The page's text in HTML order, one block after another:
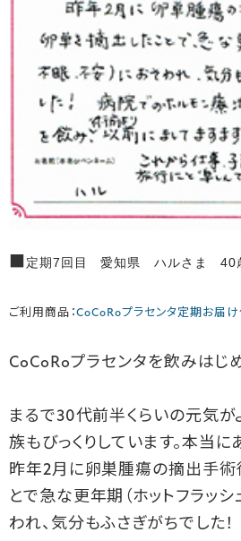
■定期7回目 愛知県 ハルさま 40
ご利用商品：CoCoRoプラセンタ定期お届け
CoCoRoプラセンタを飲みはじ
まるで30代前半くらいの元気が
族もびっくりしています。本当に
昨年2月に卵巣腫瘍の摘出手術
とで急な更年期（ホットフラッシ
われ、気分もふさぎがちでした！